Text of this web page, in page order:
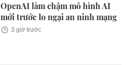
OpenAI làm chậm mô hình AI
mới trước lo ngại an ninh mạng
3 giờ trước